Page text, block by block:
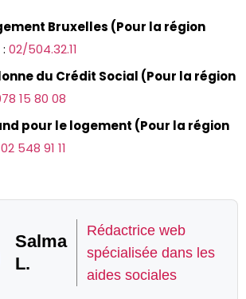
Bruxelles (Pour la région
: 02/504.32.11
du Crédit Social (Pour la région
15 80 08
pour le logement (Pour la région
02 548 91 11
Salma
L.
Rédactrice web
spécialisée dans les
aides sociales